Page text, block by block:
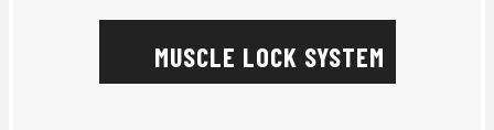
MUSCLE LOCK SYSTEM